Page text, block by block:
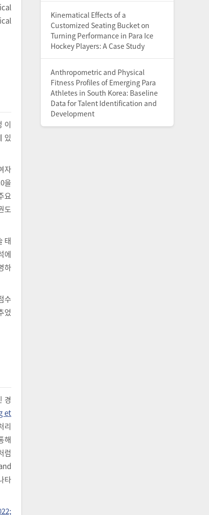
이
있
자
을
요
도
태
에
하
수
었
경
et
리
해
럼
타
Kinematical Effects of a
Customized Seating Bucket on
Turning Performance in Para Ice
Hockey Players: A Case Study
Anthropometric and Physical
Fitness Profiles of Emerging Para
Athletes in South Korea: Baseline
Data for Talent Identification and
Development